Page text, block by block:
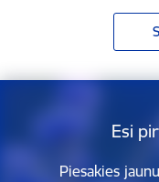
Esi
Piesakies